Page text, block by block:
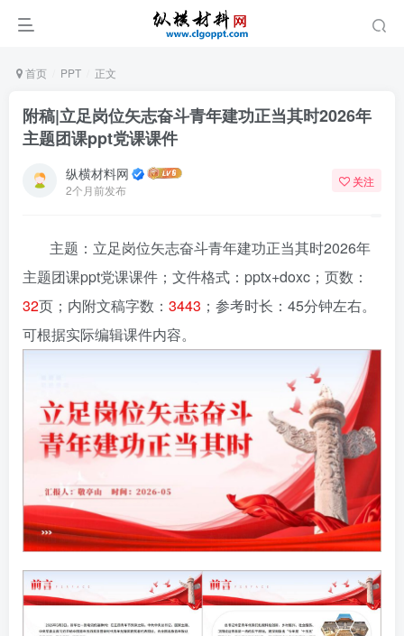
首页 PPT 正文
附稿|立足岗位矢志奋斗青年建功正当其时2026年
主题团课ppt党课课件
纵横材料网
2个月前发布
关注
主题：立足岗位矢志奋斗青年建功正当其时2026年
主题团课ppt党课课件 ；文件格式：pptx+doxc；页数：
32页；内附文稿字数： 3443 ；参考时长：45分钟左右。
可根据实际编辑课件内容。